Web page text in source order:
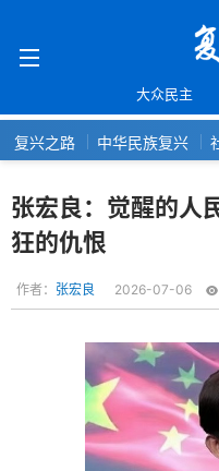
大众民主
复兴之路 中华民族复兴
张宏良：觉醒的人
狂的仇恨
作者： 张宏良 2026-07-06